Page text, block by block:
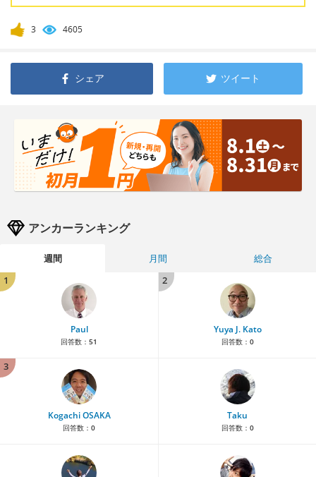
3 4605
シェア ツイート
アンカーランキング
週間 月間
総合
1
Paul
回答数： 51
2
Yuya J. Kato
回答数： 0
3
Kogachi OSAKA
回答数： 0
Taku
回答数： 0